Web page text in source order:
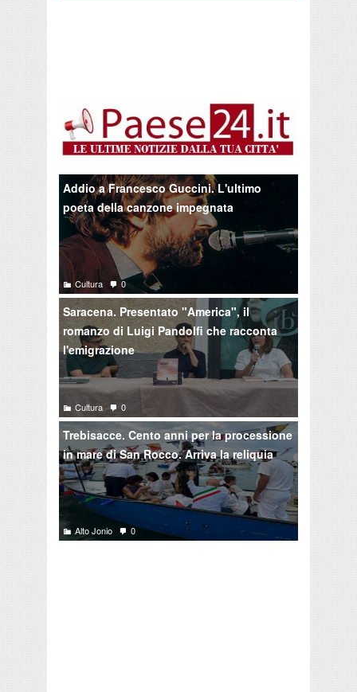
Addio a Francesco Guccini. L'ultimo
poeta della canzone impegnata
Cultura 0
Saracena. Presentato "America", il
romanzo di Luigi Pandolfi che racconta
l'emigrazione
Cultura 0
Trebisacce. Cento anni per la processione
in mare di San Rocco. Arriva la reliquia
Alto Jonio 0